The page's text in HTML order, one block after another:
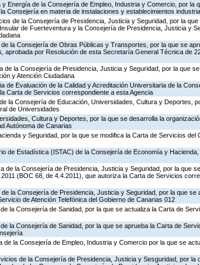
Energía de la Consejería de Empleo, Industria y Comercio, por la
Consejería en materia de instalaciones y establecimientos
de la Consejería de Presidencia, Justicia y Seguridad, por la
de Fuerteventura y la Consejería de Presidencia, Justicia y
la Consejería de Obras Públicas y Transportes, por la que se
por Resolución de esta Secretaría General Técnica de
de la Consejería de Presidencia, Justicia y Seguridad, por la que
y Atención Ciudadana
de Evaluación de la Calidad y Acreditación Universitaria de la
Carta de Servicios correspondiente a esta Agencia
la Consejería de Educación, Universidades, Cultura y Deportes,
de Universidades
Cultura y Deportes, por la que se desarrolla la
Autónoma de Canarias
y Seguridad, por la que se modifica la Carta de Servicios del
de Estadística (ISTAC) de la Consejería de Economía y
de la Consejería de Presidencia, Justicia y Seguridad, por la que
(BOC 68, de 4.4.2011), que autoriza la Carta de Servicios
la Consejería de Presidencia, Justicia y Seguridad, por la que se
de Atención Telefónica del Gobierno de Canarias 012
la Consejería de Sanidad, por la que se actualiza la Carta de
la Consejería de Sanidad, por la que se aprueba la Carta de
la Consejería de Empleo, Industria y Comercio por la que se
de la Consejería de Presidencia, Justicia y Sesguridad, por la